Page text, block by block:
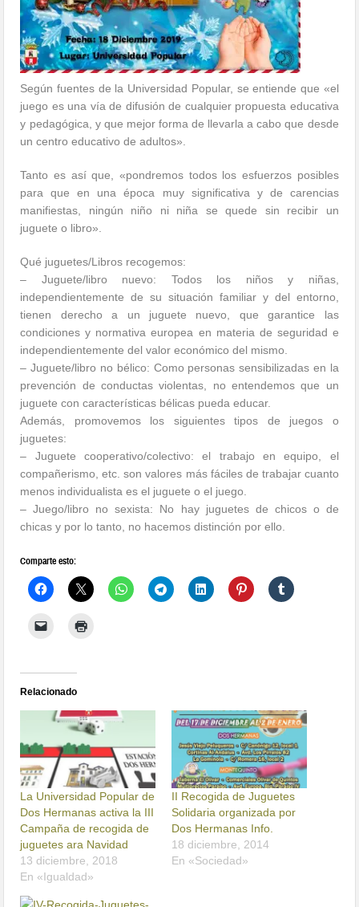
Según fuentes de la Universidad Popular, se entiende que «el
juego es una vía de difusión de cualquier propuesta educativa
y pedagógica, y que mejor forma de llevarla a cabo que desde
un centro educativo de adultos».
Tanto es así que, «pondremos todos los esfuerzos posibles
para que en una época muy significativa y de carencias
manifiestas, ningún niño ni niña se quede sin recibir un
juguete o libro».
Qué juguetes/Libros recogemos:
– Juguete/libro nuevo: Todos los niños y niñas,
independientemente de su situación familiar y del entorno,
tienen derecho a un juguete nuevo, que garantice las
condiciones y normativa europea en materia de seguridad e
independientemente del valor económico del mismo.
– Juguete/libro no bélico: Como personas sensibilizadas en la
prevención de conductas violentas, no entendemos que un
juguete con características bélicas pueda educar.
Además, promovemos los siguientes tipos de juegos o
juguetes:
– Juguete cooperativo/colectivo: el trabajo en equipo, el
compañerismo, etc. son valores más fáciles de trabajar cuanto
menos individualista es el juguete o el juego.
– Juego/libro no sexista: No hay juguetes de chicos o de
chicas y por lo tanto, no hacemos distinción por ello.
Comparte esto:
Relacionado
La Universidad Popular de
Dos Hermanas activa la III
Campaña de recogida de
juguetes ara Navidad
13 diciembre, 2018
En «Igualdad»
II Recogida de Juguetes
Solidaria organizada por
Dos Hermanas Info.
18 diciembre, 2014
En «Sociedad»